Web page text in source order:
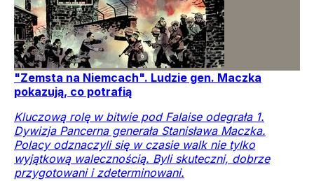
"Zemsta na Niemcach". Ludzie gen. Maczka
pokazują, co potrafią
Kluczową rolę w bitwie pod Falaise odegrała 1.
Dywizja Pancerna generała Stanisława Maczka.
Polacy odznaczyli się w czasie walk nie tylko
wyjątkową walecznością. Byli skuteczni, dobrze
przygotowani i zdeterminowani.